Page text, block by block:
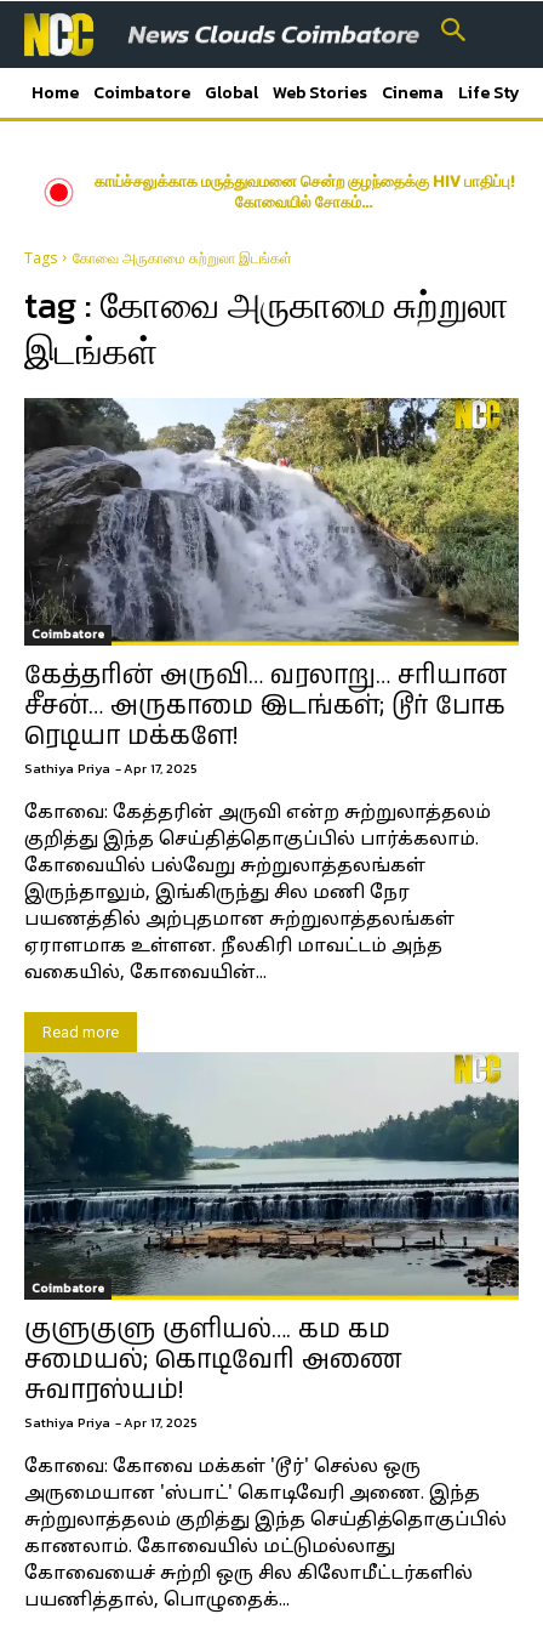
Home Coimbatore Global Web Stories Cinema Life Style
காய்ச்சலுக்காக மருத்துவமனை சென்ற குழந்தைக்கு HIV பாதிப்பு!
கோவையில் சோகம்…
Tags கோவை அருகாமை சுற்றுலா இடங்கள்
tag :கோவை அருகாமை சுற்றுலா
இடங்கள்
Coimbatore
கேத்தரின் அருவி… வரலாறு… சரியான
சீசன்… அருகாமை இடங்கள்; டூர் போக
ரெடியா மக்களே!
Sathiya Priya -Apr 17, 2025
கோவை: கேத்தரின் அருவி என்ற சுற்றுலாத்தலம்
குறித்து இந்த செய்தித்தொகுப்பில் பார்க்கலாம்.
கோவையில் பல்வேறு சுற்றுலாத்தலங்கள்
இருந்தாலும், இங்கிருந்து சில மணி நேர
பயணத்தில் அற்புதமான சுற்றுலாத்தலங்கள்
ஏராளமாக உள்ளன. நீலகிரி மாவட்டம் அந்த
வகையில், கோவையின்...
Read more
Coimbatore
குளுகுளு குளியல்…. கம கம
சமையல்; கொடிவேரி அணை
சுவாரஸ்யம்!
Sathiya Priya -Apr 17, 2025
கோவை: கோவை மக்கள் 'டூர்' செல்ல ஒரு
அருமையான 'ஸ்பாட்' கொடிவேரி அணை. இந்த
சுற்றுலாத்தலம் குறித்து இந்த செய்தித்தொகுப்பில்
காணலாம். கோவையில் மட்டுமல்லாது
கோவையைச் சுற்றி ஒரு சில கிலோமீட்டர்களில்
பயணித்தால், பொழுதைக்...